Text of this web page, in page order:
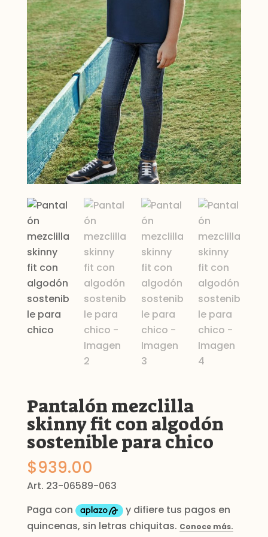
Pantalón mezclilla
skinny fit con algodón
sostenible para chico
$939.00
Art. 23-06589-063